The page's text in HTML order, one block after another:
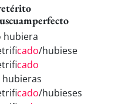
hubiera
cado/hubiese
cado
cado/hubieses